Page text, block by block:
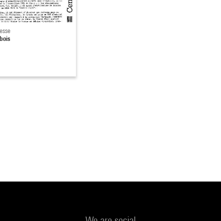
;
spécifiques du bois : isolation thermique ;
matériaux reconstitués : panneaux de particules et contre-